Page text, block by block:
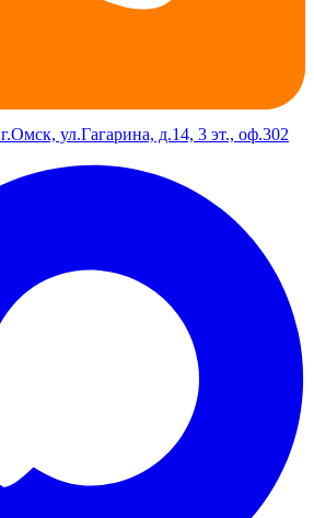
г.Омск, ул.Гагарина, д.14, 3 эт., оф.302